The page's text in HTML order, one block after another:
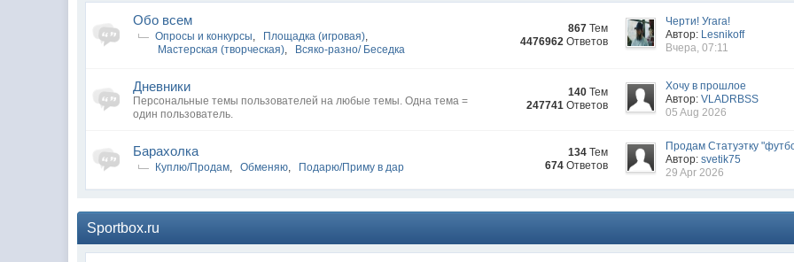
Обо всем
Опросы и конкурсы, Площадка (игровая),
Мастерская (творческая), Всяко-разно/ Беседка
867 Тем
4476962 Ответов
Черти! Угага!
Автор: Lesnikoff
Вчера, 07:11
Дневники
Персональные темы пользователей на любые темы. Одна тема =
один пользователь.
140 Тем
247741 Ответов
Хочу в прошлое
Автор:VLADRBSS
05 Aug 2026
Барахолка
Куплю/Продам, Обменяю, Подарю/Приму в дар
134 Тем
674 Ответов
Продам Статуэтку
Автор:svetik75
29 Apr 2026
Sportbox.ru